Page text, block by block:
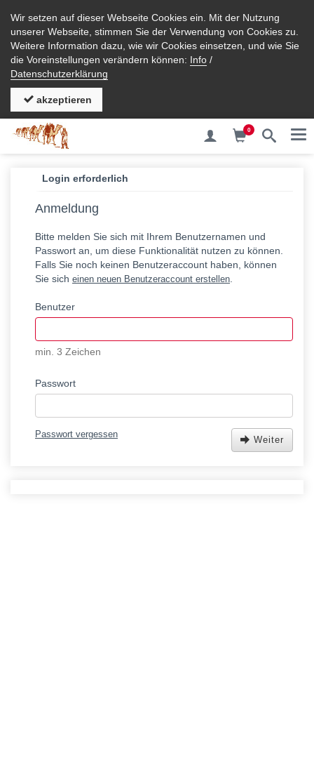
Wir setzen auf dieser Webseite Cookies ein. Mit der Nutzung
unserer Webseite, stimmen Sie der Verwendung von Cookies zu.
Weitere Information dazu, wie wir Cookies einsetzen, und wie Sie
die Voreinstellungen verändern können: Info /
Datenschutzerklärung
akzeptieren
0
Login erforderlich
Anmeldung
Bitte melden Sie sich mit Ihrem Benutzernamen und
Passwort an, um diese Funktionalität nutzen zu können.
Falls Sie noch keinen Benutzeraccount haben, können
Sie sich einen neuen Benutzeraccount erstellen
Benutzer
min. 3 Zeichen
Passwort
Passwort vergessen
Weiter